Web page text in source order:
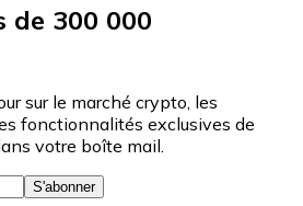
de 300 000
sur le marché crypto, les
fonctionnalités exclusives de
votre boîte mail.
S'abonner